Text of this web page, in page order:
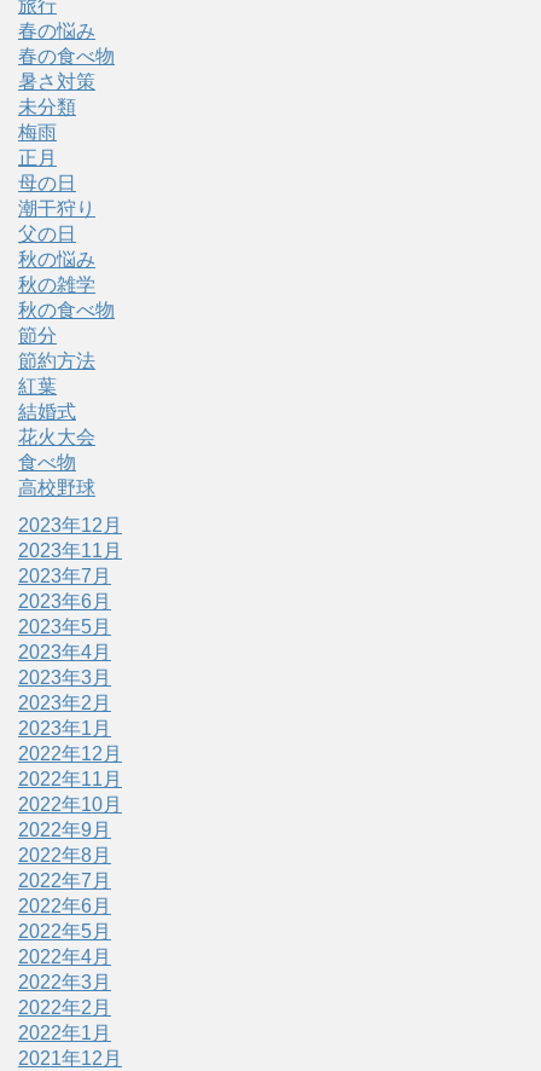
旅行
春の悩み
春の食べ物
暑さ対策
未分類
梅雨
正月
母の日
潮干狩り
父の日
秋の悩み
秋の雑学
秋の食べ物
節分
節約方法
紅葉
結婚式
花火大会
食べ物
高校野球
2023年12月
2023年11月
2023年7月
2023年6月
2023年5月
2023年4月
2023年3月
2023年2月
2023年1月
2022年12月
2022年11月
2022年10月
2022年9月
2022年8月
2022年7月
2022年6月
2022年5月
2022年4月
2022年3月
2022年2月
2022年1月
2021年12月